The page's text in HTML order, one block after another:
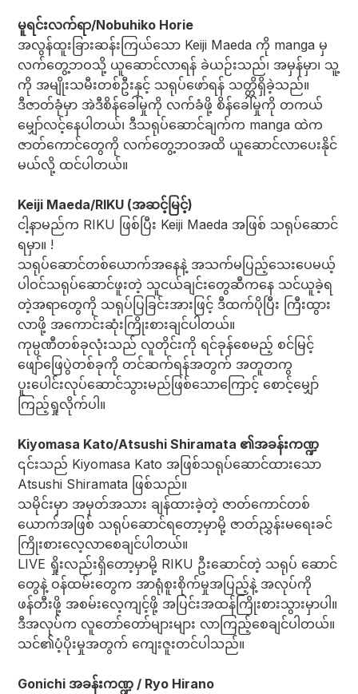
မူရင်းလက်ရာ/Nobuhiko Horie
အလွန်ထူးခြားဆန်းကြယ်သော Keiji Maeda ကို manga မှ
လက်တွေ့ဘဝသို့ ယူဆောင်လာရန် ခဲယဉ်းသည်၊ အမှန်မှာ၊ သူ့
ကို အမျိုးသမီးတစ်ဦးနှင့် သရုပ်ဖော်ရန် သတ္တိရှိခဲ့သည်။
ဒီဇာတ်ခုံမှာ အဲဒီစိန်ခေါ်မှုကို လက်ခံဖို့ စိန်ခေါ်မှုကို တကယ်
မျှော်လင့်နေပါတယ်၊ ဒီသရုပ်ဆောင်ချက်က manga ထဲက
ဇာတ်ကောင်တွေကို လက်တွေ့ဘဝအထိ ယူဆောင်လာပေးနိုင်
မယ်လို့ ထင်ပါတယ်။
Keiji Maeda/RIKU (အဆင့်မြင့်)
ငါ့နာမည်က RIKU ဖြစ်ပြီး Keiji Maeda အဖြစ် သရုပ်ဆောင်
ရမှာ။ !
သရုပ်ဆောင်တစ်ယောက်အနေနဲ့ အသက်မပြည့်သေးပေမယ့်
ပါဝင်သရုပ်ဆောင်ဖူးတဲ့ သူငယ်ချင်းတွေဆီကနေ သင်ယူခဲ့ရ
တဲ့အရာတွေကို သရုပ်ပြခြင်းအားဖြင့် ဒီထက်ပိုပြီး ကြီးထွား
လာဖို့ အကောင်းဆုံးကြိုးစားချင်ပါတယ်။
ကုမ္ပဏီတစ်ခုလုံးသည် လူတိုင်းကို ရင်ခုန်စေမည့် စင်မြင့်
ဖျော်ဖြေပွဲတစ်ခုကို တင်ဆက်ရန်အတွက် အတူတကွ
ပူးပေါင်းလုပ်ဆောင်သွားမည်ဖြစ်သောကြောင့် စောင့်မျှော်
ကြည့်ရှုလိုက်ပါ။
Kiyomasa Kato/Atsushi Shiramata ၏အခန်းကဏ္ဍ
၎င်းသည် Kiyomasa Kato အဖြစ်သရုပ်ဆောင်ထားသော
Atsushi Shiramata ဖြစ်သည်။
သမိုင်းမှာ အမှတ်အသား ချန်ထားခဲ့တဲ့ ဇာတ်ကောင်တစ်
ယောက်အဖြစ် သရုပ်ဆောင်ရတော့မှာမို့ ဇာတ်ညွှန်းမရေးခင်
ကြိုးစားလေ့လာစေချင်ပါတယ်။
LIVE ရှိုးလည်းရှိတော့မှာမို့ RIKU ဦးဆောင်တဲ့ သရုပ် ဆောင်
တွေနဲ့ ဝန်ထမ်းတွေက အာရုံစူးစိုက်မှုအပြည့်နဲ့ အလုပ်ကို
ဖန်တီးဖို့ အစမ်းလေ့ကျင့်ဖို့ အပြင်းအထန်ကြိုးစားသွားမှာပါ။
ဒီအလုပ်က လူတော်တော်များများ လာကြည့်စေချင်ပါတယ်။
သင်၏ပံ့ပိုးမှုအတွက် ကျေးဇူးတင်ပါသည်။
Gonichi အခန်းကဏ္ဍ / Ryo Hirano